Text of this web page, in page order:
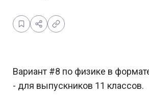
Вариант #8 по физике в
- для выпускников 11 классов.